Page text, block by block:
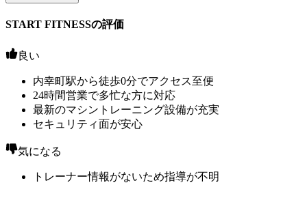
START FITNESSの評価
良い
内幸町駅から徒歩0分でアクセス至便
24時間営業で多忙な方に対応
最新のマシントレーニング設備が充実
セキュリティ面が安心
気になる
トレーナー情報がないため指導が不明